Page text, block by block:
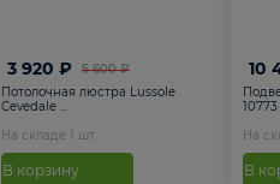
5 600 ₽
3 920 ₽
Потолочная люстра Lussole
Cevedale ...
На складе 1 шт
В корзину
10
10773
На
В